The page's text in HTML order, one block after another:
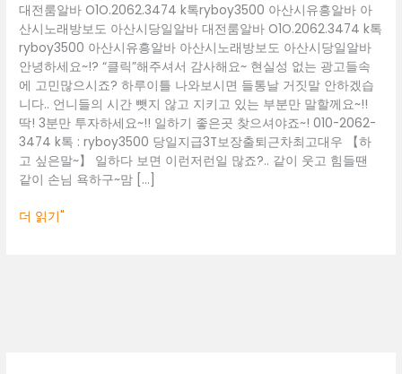
대전룸알바 O1O.2062.3474 k톡ryboy3500 아산시유흥알바 아
산시노래방보도 아산시당일알바 대전룸알바 O1O.2062.3474 k톡
ryboy3500 아산시유흥알바 아산시노래방보도 아산시당일알바
안녕하세요~!? “클릭”해주셔서 감사해요~ 현실성 없는 광고들속
에 고민많으시죠? 하루이틀 나와보시면 들통날 거짓말 안하겠습
니다.. 언니들의 시간 뺏지 않고 지키고 있는 부분만 말할께요~!!
딱! 3분만 투자하세요~!! 일하기 좋은곳 찾으셔야죠~! 010-2062-
3474 k톡 : ryboy3500 당일지급3T보장출퇴근차최고대우 【하
고 싶은말~】 일하다 보면 이런저런일 많죠?.. 같이 웃고 힘들땐
같이 손님 욕하구~맘 […]
유
흥
알
바
아
산
시
노
래
방
도
더 읽기"